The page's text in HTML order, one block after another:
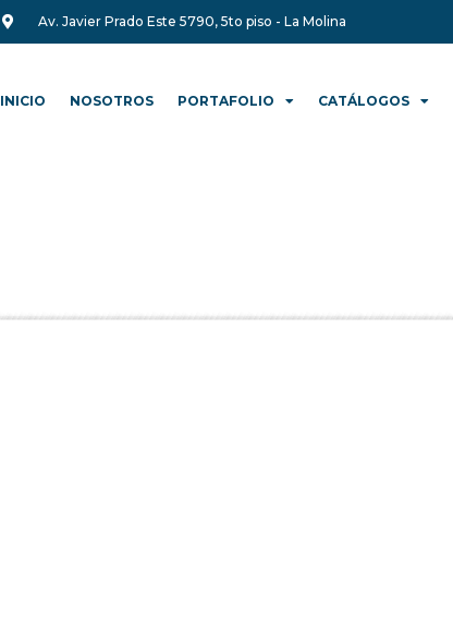
Av. Javier Prado Este 5790, 5to piso - La Molina
INICIO NOSOTROS PORTAFOLIO CATÁLOGOS